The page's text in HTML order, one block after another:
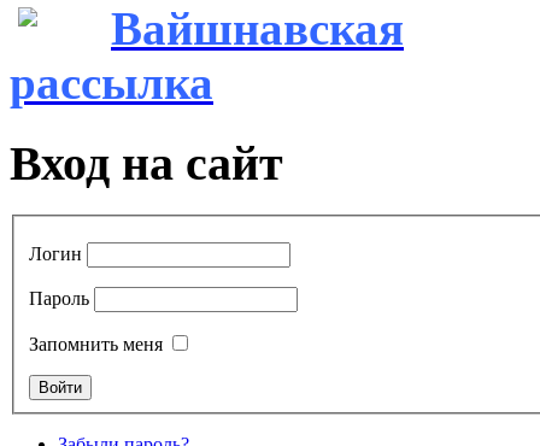
Вайшнавская
рассылка
Вход на сайт
Логин
Пароль
Запомнить меня